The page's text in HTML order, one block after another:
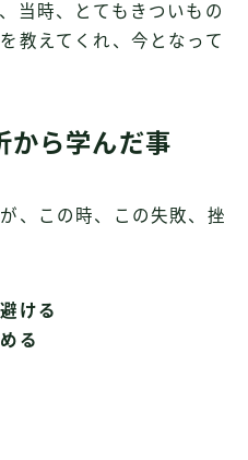
当時、とてもきついもの
教えてくれ、今となって
から学んだ事
、この時、この失敗、挫
ける
る